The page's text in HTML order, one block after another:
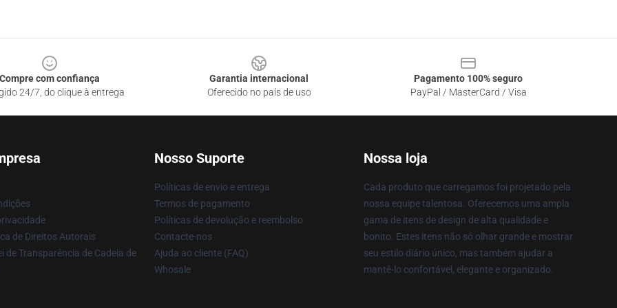
Compre com confiança
24/7, do clique à entrega
Garantia internacional
Oferecido no país de uso
Pagamento 100% seguro
PayPal / MasterCard / Visa
de Direitos Autorais
de Transparência de Cadeia de
Nosso Suporte
Políticas de envio e entrega
Termos de pagamento
Políticas de devolução e reembolso
Contacte-nos
Ajuda ao cliente (FAQ)
Whosale
Nossa loja
Cada produto que carregamos foi projetado pela
nossa equipe talentosa. Oferecemos uma ampla
gama de itens de design de alta qualidade e
bonito. Estes itens não só olhar grande e mostrar
seu estilo diário único, mas também ajudar a
mantê-lo confortável, elegante e organizado.